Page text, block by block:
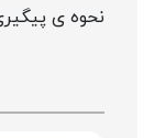
نحوه ی